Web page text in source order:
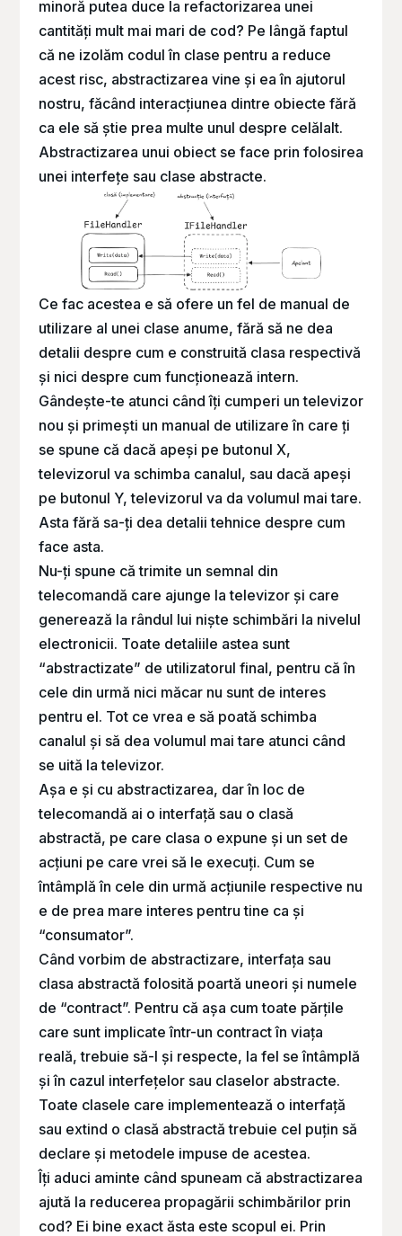
minoră putea duce la refactorizarea unei
cantități mult mai mari de cod? Pe lângă faptul
că ne izolăm codul în clase pentru a reduce
acest risc, abstractizarea vine și ea în ajutorul
nostru, făcând interacțiunea dintre obiecte fără
ca ele să știe prea multe unul despre celălalt.
Abstractizarea unui obiect se face prin folosirea
unei interfețe sau clase abstracte.
Ce fac acestea e să ofere un fel de manual de
utilizare al unei clase anume, fără să ne dea
detalii despre cum e construită clasa respectivă
și nici despre cum funcționează intern.
Gândește-te atunci când îți cumperi un televizor
nou și primești un manual de utilizare în care ți
se spune că dacă apeși pe butonul X,
televizorul va schimba canalul, sau dacă apeși
pe butonul Y, televizorul va da volumul mai tare.
Asta fără sa-ți dea detalii tehnice despre cum
face asta.
Nu-ți spune că trimite un semnal din
telecomandă care ajunge la televizor și care
generează la rândul lui niște schimbări la nivelul
electronicii. Toate detaliile astea sunt
“abstractizate” de utilizatorul final, pentru că în
cele din urmă nici măcar nu sunt de interes
pentru el. Tot ce vrea e să poată schimba
canalul și să dea volumul mai tare atunci când
se uită la televizor.
Așa e și cu abstractizarea, dar în loc de
telecomandă ai o interfață sau o clasă
abstractă, pe care clasa o expune și un set de
acțiuni pe care vrei să le execuți. Cum se
întâmplă în cele din urmă acțiunile respective nu
e de prea mare interes pentru tine ca și
“consumator”.
Când vorbim de abstractizare, interfața sau
clasa abstractă folosită poartă uneori și numele
de “contract”. Pentru că așa cum toate părțile
care sunt implicate într-un contract în viața
reală, trebuie să-l și respecte, la fel se întâmplă
și în cazul interfețelor sau claselor abstracte.
Toate clasele care implementează o interfață
sau extind o clasă abstractă trebuie cel puțin să
declare și metodele impuse de acestea.
Îți aduci aminte când spuneam că abstractizarea
ajută la reducerea propagării schimbărilor prin
cod? Ei bine exact ăsta este scopul ei. Prin